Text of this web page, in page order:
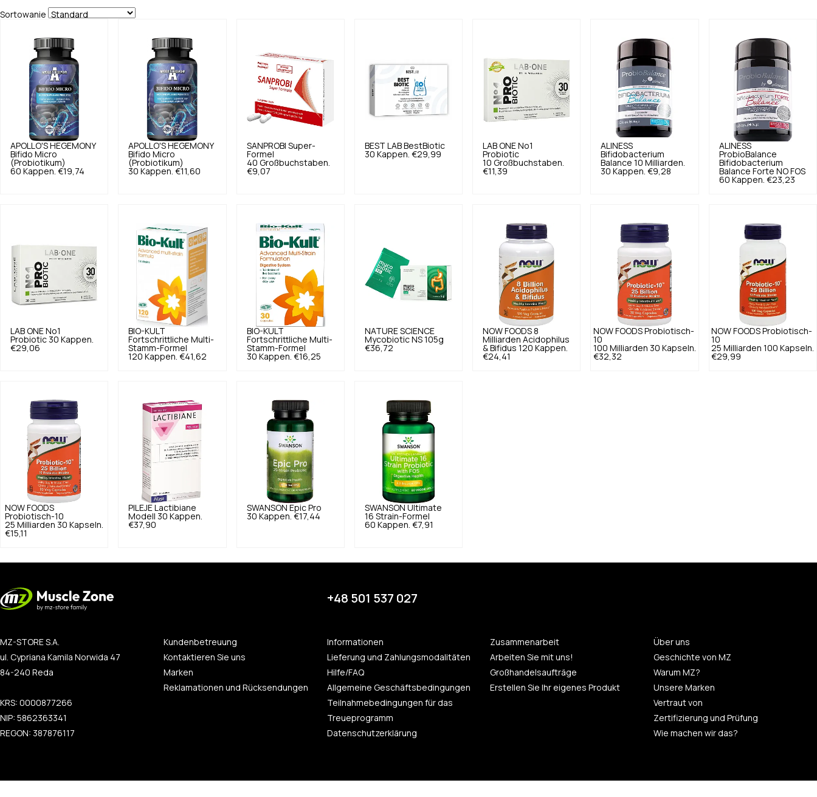
Sortowanie
APOLLO'S HEGEMONY
Bifido Micro
(Probiotikum)
60 Kappen. €19,74
APOLLO'S HEGEMONY
Bifido Micro
(Probiotikum)
30 Kappen. €11,60
SANPROBI Super-
Formel
40 Großbuchstaben.
€9,07
BEST LAB BestBiotic
30 Kappen. €29,99
LAB ONE No1
Probiotic
10 Großbuchstaben.
€11,39
ALINESS
Bifidobacterium
Balance 10 Milliarden.
30 Kappen. €9,28
ALINESS
ProbioBalance
Bifidobacterium
Balance Forte NO FOS
60 Kappen. €23,23
LAB ONE No1
Probiotic 30 Kappen.
€29,06
BIO-KULT
Fortschrittliche Multi-
Stamm-Formel
120 Kappen. €41,62
BIO-KULT
Fortschrittliche Multi-
Stamm-Formel
30 Kappen. €16,25
NATURE SCIENCE
Mycobiotic NS 105g
€36,72
NOW FOODS 8
Milliarden Acidophilus
& Bifidus 120 Kappen.
€24,41
NOW FOODS Probiotisch-
10
100 Milliarden 30 Kapseln.
€32,32
NOW FOODS Probiotisch-
10
25 Milliarden 100 Kapseln.
€29,99
NOW FOODS
Probiotisch-10
25 Milliarden 30 Kapseln.
€15,11
PILEJE
Lactibiane
Modell 30 Kappen.
€37,90
SWANSON Epic Pro
30 Kappen. €17,44
SWANSON Ultimate
16 Strain-Formel
60 Kappen. €7,91
+48 501 537 027
MZ-STORE S.A.
ul. Cypriana Kamila Norwida 47
84-240 Reda
KRS: 0000877266
NIP: 5862363341
REGON: 387876117
Kundenbetreuung
Kontaktieren Sie uns
Marken
Reklamationen und Rücksendungen
Informationen
Lieferung und Zahlungsmodalitäten
Hilfe/FAQ
Allgemeine Geschäftsbedingungen
Teilnahmebedingungen für das
Treueprogramm
Datenschutzerklärung
Zusammenarbeit
Arbeiten Sie mit uns!
Großhandelsaufträge
Erstellen Sie Ihr eigenes Produkt
Über uns
Geschichte von MZ
Warum MZ?
Unsere Marken
Vertraut von
Zertifizierung und Prüfung
Wie machen wir das?